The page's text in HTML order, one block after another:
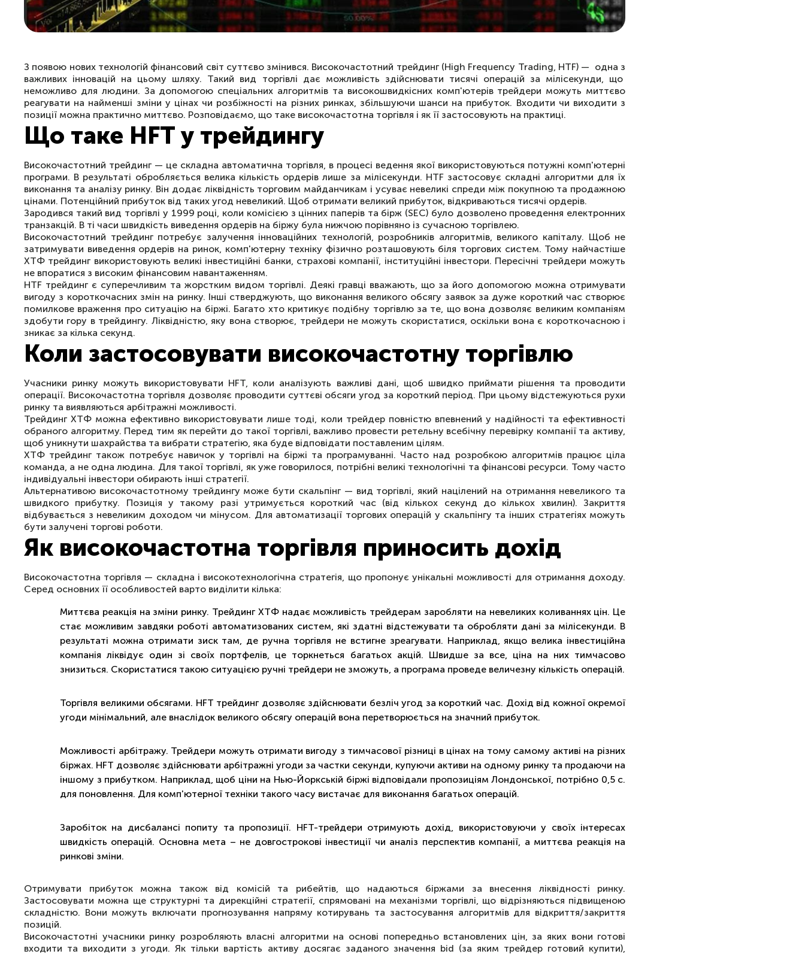
З появою нових технологій фінансовий світ суттєво змінився. Високочастотний трейдинг (High Frequency Trading, HTF) — одна з
важливих інновацій на цьому шляху. Такий вид торгівлі дає можливість здійснювати тисячі операцій за мілісекунди, що
неможливо для людини. За допомогою спеціальних алгоритмів та високошвидкісних комп'ютерів трейдери можуть миттєво
реагувати на найменші зміни у цінах чи розбіжності на різних ринках, збільшуючи шанси на прибуток. Входити чи виходити з
позиції можна практично миттєво. Розповідаємо, що таке високочастотна торгівля і як її застосовують на практиці.
Що таке HFT у трейдингу
Високочастотний трейдинг — це складна автоматична торгівля, в процесі ведення якої використовуються потужні комп'ютерні
програми. В результаті обробляється велика кількість ордерів лише за мілісекунди. HTF застосовує складні алгоритми для їх
виконання та аналізу ринку. Він додає ліквідність торговим майданчикам і усуває невеликі спреди між покупною та продажною
цінами. Потенційний прибуток від таких угод невеликий. Щоб отримати великий прибуток, відкриваються тисячі ордерів.
Зародився такий вид торгівлі у 1999 році, коли комісією з цінних паперів та бірж (SEC) було дозволено проведення електронних
транзакцій. В ті часи швидкість виведення ордерів на біржу була нижчою порівняно із сучасною торгівлею.
Високочастотний трейдинг потребує залучення інноваційних технологій, розробників алгоритмів, великого капіталу. Щоб не
затримувати виведення ордерів на ринок, комп'ютерну техніку фізично розташовують біля торгових систем. Тому найчастіше
ХТФ трейдинг використовують великі інвестиційні банки, страхові компанії, інституційні інвестори. Пересічні трейдери можуть
не впоратися з високим фінансовим навантаженням.
HTF трейдинг є суперечливим та жорстким видом торгівлі. Деякі гравці вважають, що за його допомогою можна отримувати
вигоду з короткочасних змін на ринку. Інші стверджують, що виконання великого обсягу заявок за дуже короткий час створює
помилкове враження про ситуацію на біржі. Багато хто критикує подібну торгівлю за те, що вона дозволяє великим компаніям
здобути гору в трейдингу. Ліквідністю, яку вона створює, трейдери не можуть скористатися, оскільки вона є короткочасною і
зникає за кілька секунд.
Коли застосовувати високочастотну торгівлю
Учасники ринку можуть використовувати HFT, коли аналізують важливі дані, щоб швидко приймати рішення та проводити
операції. Високочастотна торгівля дозволяє проводити суттєві обсяги угод за короткий період. При цьому відстежуються рухи
ринку та виявляються арбітражні можливості.
Трейдинг ХТФ можна ефективно використовувати лише тоді, коли трейдер повністю впевнений у надійності та ефективності
обраного алгоритму. Перед тим як перейти до такої торгівлі, важливо провести ретельну всебічну перевірку компанії та активу,
щоб уникнути шахрайства та вибрати стратегію, яка буде відповідати поставленим цілям.
ХТФ трейдинг також потребує навичок у торгівлі на біржі та програмуванні. Часто над розробкою алгоритмів працює ціла
команда, а не одна людина. Для такої торгівлі, як уже говорилося, потрібні великі технологічні та фінансові ресурси. Тому часто
індивідуальні інвестори обирають інші стратегії.
Альтернативою високочастотному трейдингу може бути скальпінг — вид торгівлі, який націлений на отримання невеликого та
швидкого прибутку. Позиція у такому разі утримується короткий час (від кількох секунд до кількох хвилин). Закриття
відбувається з невеликим доходом чи мінусом. Для автоматизації торгових операцій у скальпінгу та інших стратегіях можуть
бути залучені торгові роботи.
Як високочастотна торгівля приносить дохід
Високочастотна торгівля — складна і високотехнологічна стратегія, що пропонує унікальні можливості для отримання доходу.
Серед основних її особливостей варто виділити кілька:
Миттєва реакція на зміни ринку. Трейдинг ХТФ надає можливість трейдерам заробляти на невеликих коливаннях цін. Це
стає можливим завдяки роботі автоматизованих систем, які здатні відстежувати та обробляти дані за мілісекунди. В
результаті можна отримати зиск там, де ручна торгівля не встигне зреагувати. Наприклад, якщо велика інвестиційна
компанія ліквідує один зі своїх портфелів, це торкнеться багатьох акцій. Швидше за все, ціна на них тимчасово
знизиться. Скористатися такою ситуацією ручні трейдери не зможуть, а програма проведе величезну кількість операцій.
Торгівля великими обсягами. HFT трейдинг дозволяє здійснювати безліч угод за короткий час. Дохід від кожної окремої
угоди мінімальний, але внаслідок великого обсягу операцій вона перетворюється на значний прибуток.
Можливості арбітражу. Трейдери можуть отримати вигоду з тимчасової різниці в цінах на тому самому активі на різних
біржах. HFT дозволяє здійснювати арбітражні угоди за частки секунди, купуючи активи на одному ринку та продаючи на
іншому з прибутком. Наприклад, щоб ціни на Нью-Йоркській біржі відповідали пропозиціям Лондонської, потрібно 0,5 с.
для поновлення. Для комп'ютерної техніки такого часу вистачає для виконання багатьох операцій.
Заробіток на дисбалансі попиту та пропозиції. HFT-трейдери отримують дохід, використовуючи у своїх інтересах
швидкість операцій. Основна мета – не довгострокові інвестиції чи аналіз перспектив компанії, а миттєва реакція на
ринкові зміни.
Отримувати прибуток можна також від комісій та рибейтів, що надаються біржами за внесення ліквідності ринку.
Застосовувати можна ще структурні та дирекційні стратегії, спрямовані на механізми торгівлі, що відрізняються підвищеною
складністю. Вони можуть включати прогнозування напряму котирувань та застосування алгоритмів для відкриття/закриття
позицій.
Високочастотні учасники ринку розробляють власні алгоритми на основі попередньо встановлених цін, за яких вони готові
входити та виходити з угоди. Як тільки вартість активу досягає заданого значення bid (за яким трейдер готовий купити),